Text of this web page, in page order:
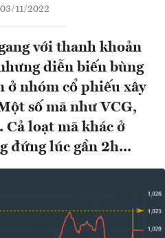
11/2022
với thanh khoản
diễn biến bùng
ở nhóm cổ phiếu xây
số mã như VCG,
loạt mã khác ở
đứng lúc gần 2h...